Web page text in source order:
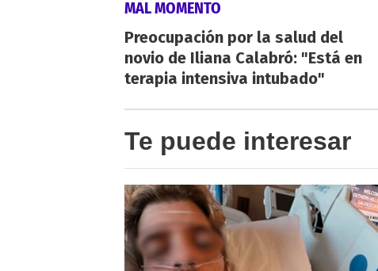
MAL MOMENTO
Preocupación por la salud del
novio de Iliana Calabró: "Está en
terapia intensiva intubado"
Te puede interesar